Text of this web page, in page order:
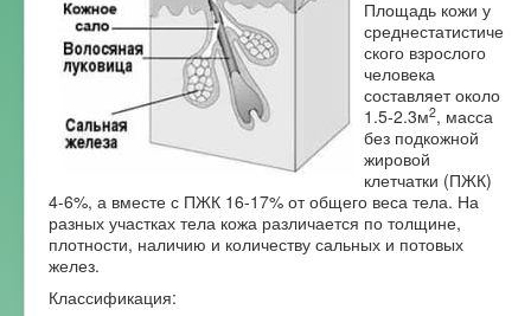
Площадь кожи у
среднестатистиче
ского взрослого
человека
составляет около
1.5-2.3м2, масса
без подкожной
жировой
клетчатки (ПЖК)
4-6%, а вместе с ПЖК 16-17% от общего веса тела. На
разных участках тела кожа различается по толщине,
плотности, наличию и количеству сальных и потовых
желез.
Классификация: